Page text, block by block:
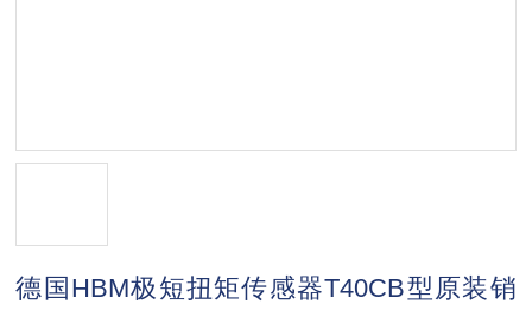
德国HBM极短扭矩传感器T40CB型原装销